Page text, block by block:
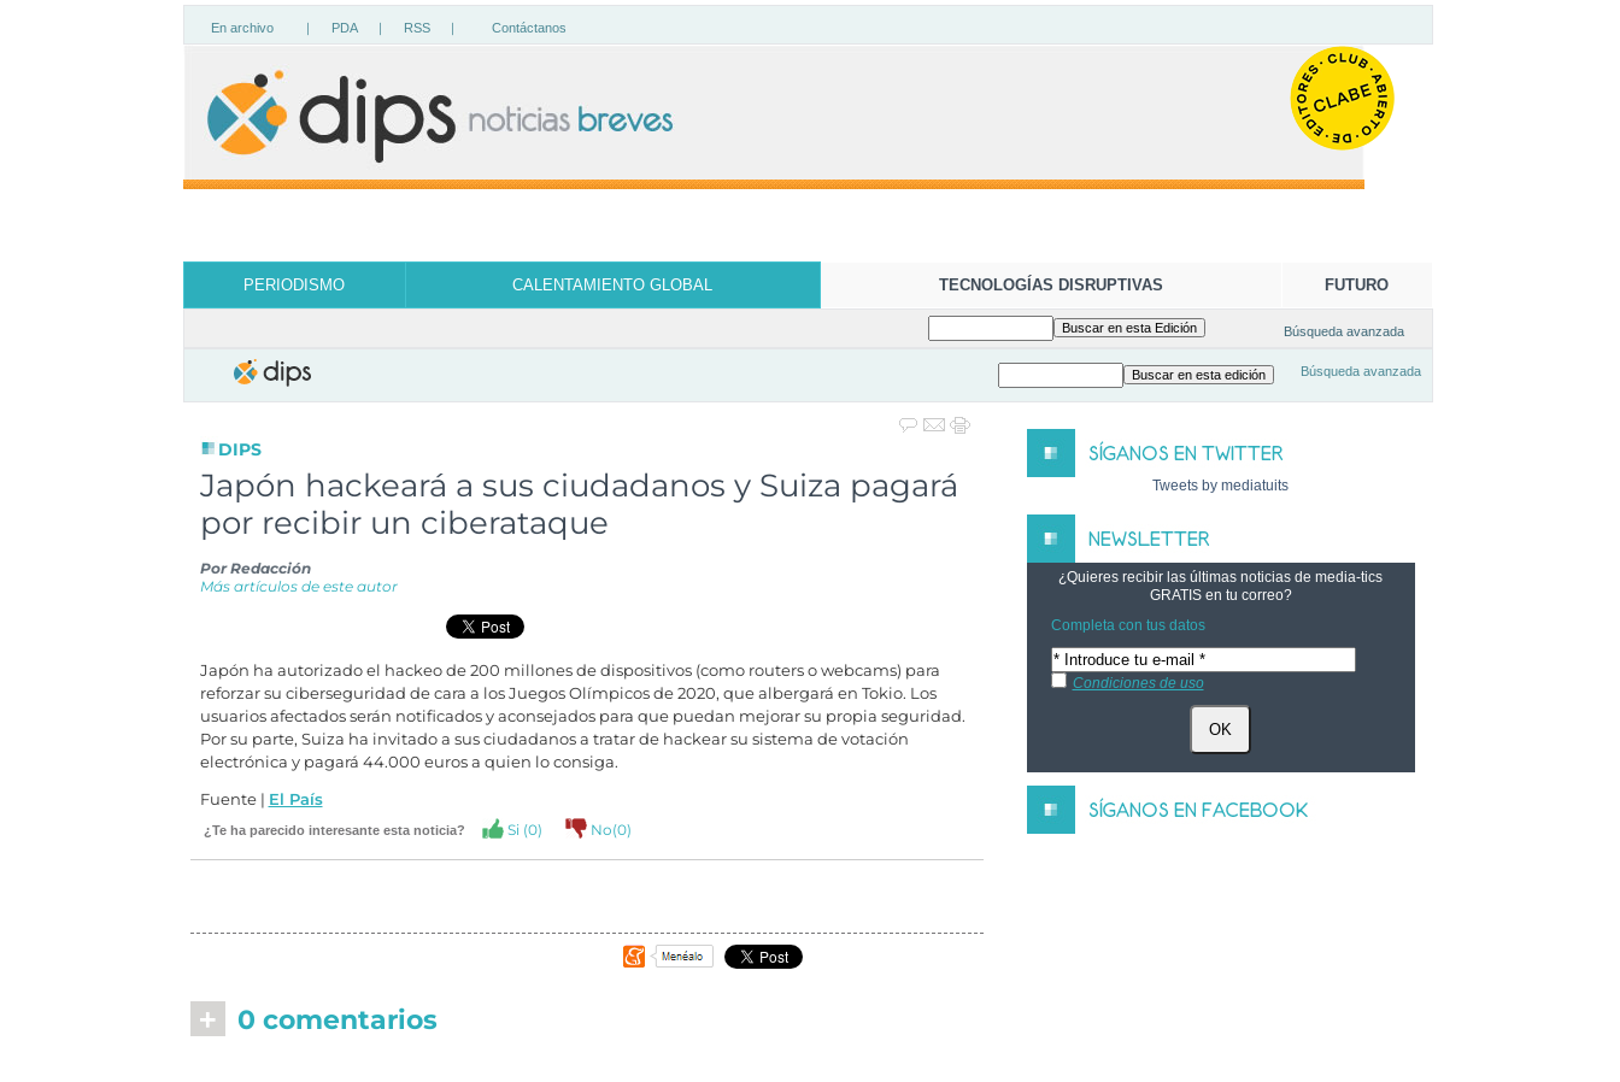
En archivo | PDA | RSS | Contáctanos
PERIODISMO CALENTAMIENTO GLOBAL TECNOLOGÍAS DISRUPTIVAS FUTURO
Búsqueda avanzada
Búsqueda avanzada
DIPS
Japón hackeará a sus ciudadanos y Suiza pagará
por recibir un ciberataque
PorRedacción
Más artículos de este autor
Japón ha autorizado el hackeo de 200 millones de dispositivos (como routers o webcams) para
reforzar su ciberseguridad de cara a los Juegos Olímpicos de 2020, que albergará en Tokio. Los
usuarios afectados serán notificados y aconsejados para que puedan mejorar su propia seguridad.
Por su parte, Suiza ha invitado a sus ciudadanos a tratar de hackear su sistema de votación
electrónica y pagará 44.000 euros a quien lo consiga.
Fuente | El País
¿Te ha parecido interesante esta noticia? Si (0) No(0)
+ 0 comentarios
Tweets by mediatuits
¿Quieres recibir las últimas noticias de media-tics
GRATISen tu correo?
Completa con tus datos
Condiciones de uso